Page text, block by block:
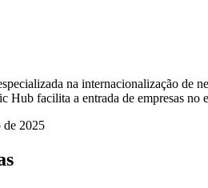
na internacionalização de
Hub facilita a entrada de empresas
de 2025